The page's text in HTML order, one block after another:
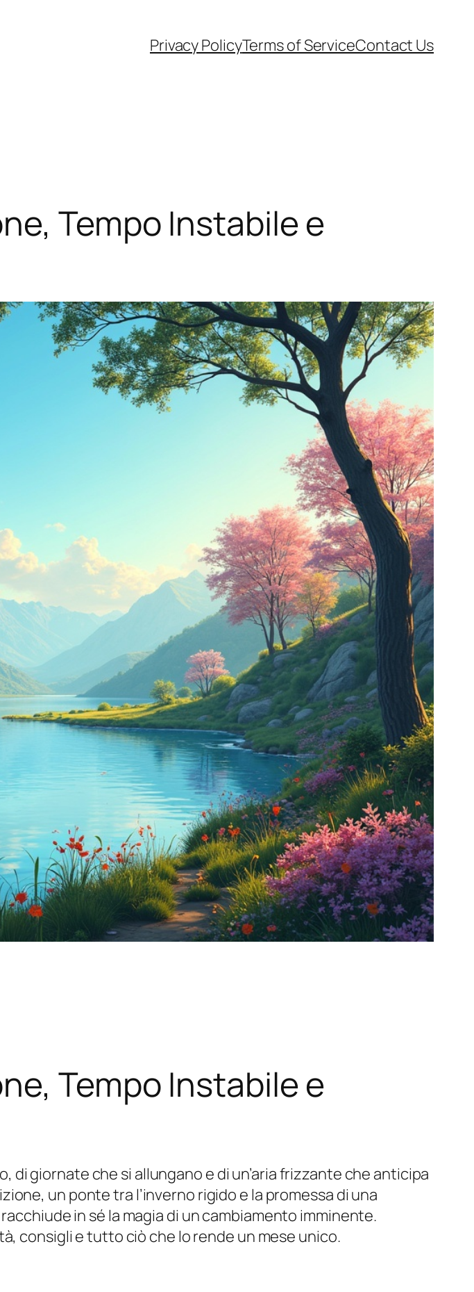
Privacy PolicyTerms of ServiceContact Us
Tempo Instabile e
Tempo Instabile e
di giornate che si allungano e di un’aria frizzante che anticipa
un ponte tra l’inverno rigido e la promessa di una
in sé la magia di un cambiamento imminente.
consigli e tutto ciò che lo rende un mese unico.